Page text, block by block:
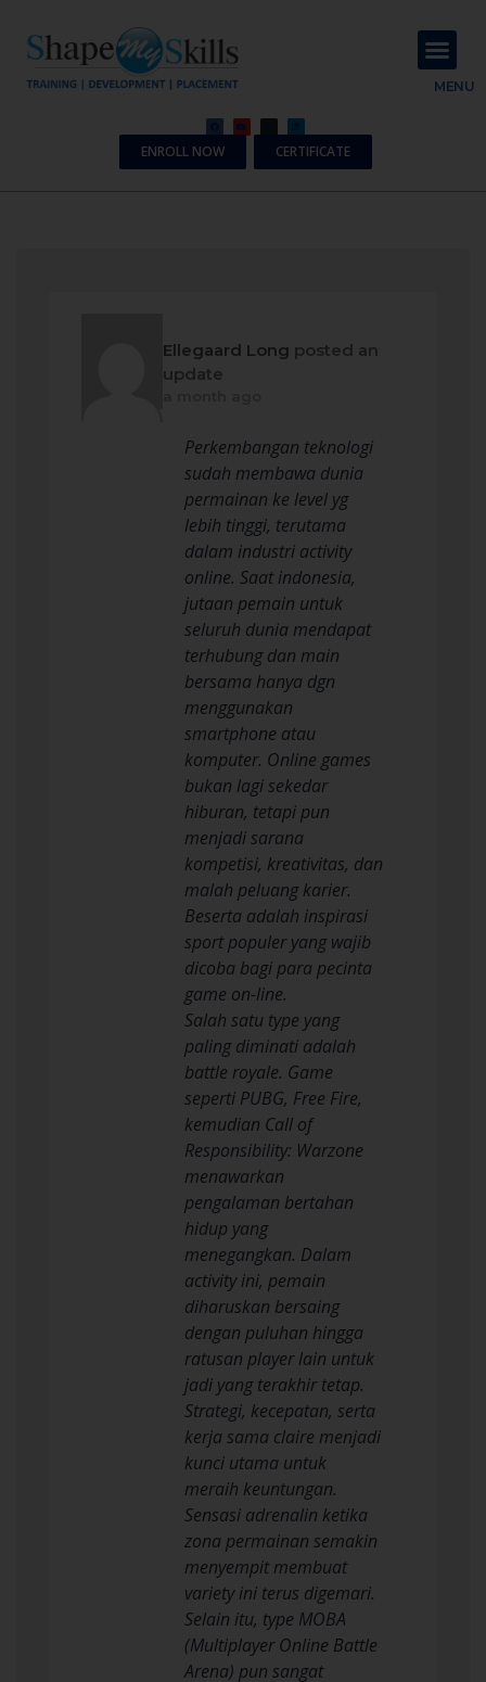
MENU
ENROLL NOW CERTIFICATE
Ellegaard Long posted an
update
Perkembangan teknologi
sudah membawa dunia
permainan ke level yg
lebih tinggi, terutama
dalam industri activity
online. Saat indonesia,
jutaan pemain untuk
seluruh dunia mendapat
terhubung dan main
bersama hanya dgn
menggunakan
smartphone atau
komputer. Online games
bukan lagi sekedar
hiburan, tetapi pun
menjadi sarana
kompetisi, kreativitas, dan
malah peluang karier.
Beserta adalah inspirasi
sport populer yang wajib
dicoba bagi para pecinta
game on-line.
Salah satu type yang
paling diminati adalah
battle royale. Game
seperti PUBG, Free Fire,
kemudian Call of
Responsibility: Warzone
menawarkan
pengalaman bertahan
hidup yang
menegangkan. Dalam
activity ini, pemain
diharuskan bersaing
dengan puluhan hingga
ratusan player lain untuk
jadi yang terakhir tetap.
Strategi, kecepatan, serta
kerja sama claire menjadi
kunci utama untuk
meraih keuntungan.
Sensasi adrenalin ketika
zona permainan semakin
menyempit membuat
variety ini terus digemari.
Selain itu, type MOBA
(Multiplayer Online Battle
Arena) pun sangat